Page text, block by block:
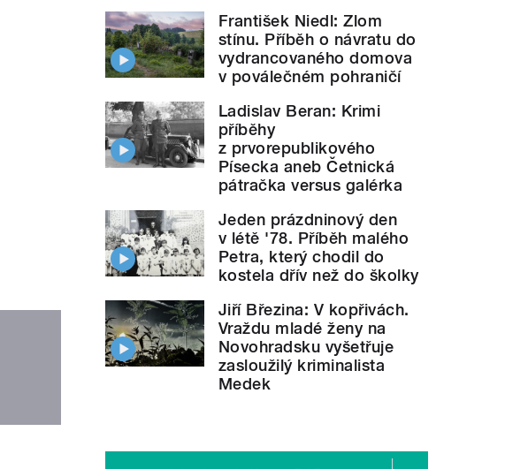
František Niedl: Zlom
stínu. Příběh o návratu do
vydrancovaného domova
v poválečném pohraničí
Ladislav Beran: Krimi
příběhy
z prvorepublikového
Písecka aneb Četnická
pátračka versus galérka
Jeden prázdninový den
v létě '78. Příběh malého
Petra, který chodil do
kostela dřív než do školky
Jiří Březina: V kopřivách.
Vraždu mladé ženy na
Novohradsku vyšetřuje
zasloužilý kriminalista
Medek